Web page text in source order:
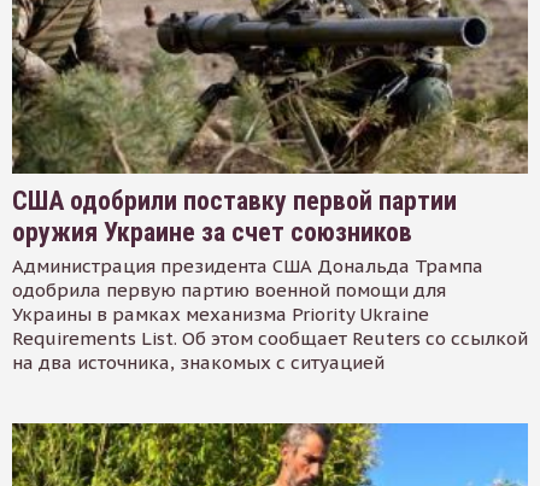
США одобрили поставку первой партии
оружия Украине за счет союзников
Администрация президента США Дональда Трампа
одобрила первую партию военной помощи для
Украины в рамках механизма Priority Ukraine
Requirements List. Об этом сообщает Reuters со ссылкой
на два источника, знакомых с ситуацией